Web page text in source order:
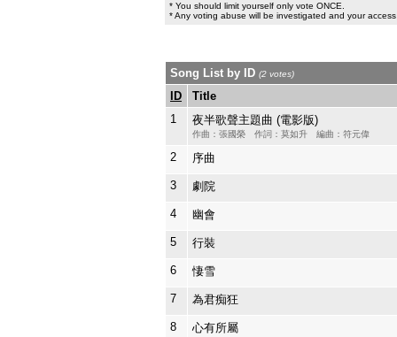
* You should limit yourself only vote ONCE.
* Any voting abuse will be investigated and your
Song List by ID (2 votes)
ID
Title
1
夜半歌聲主題曲 (電影版)
作曲：張國榮 作詞：莫如升 編曲：符元偉
2 序曲
3 劇院
4 幽會
5 行裝
6 悽雪
7 為君痴狂
8 心有所屬